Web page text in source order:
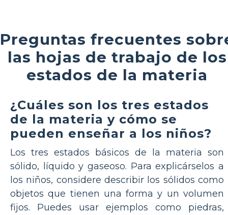
Preguntas frecuentes
las hojas de trabajo de los
estados de la materia
¿Cuáles son los tres estados
de la materia y cómo se
pueden enseñar a los niños?
Los tres estados básicos de la materia son
sólido, líquido y gaseoso. Para explicárselos a
los niños, considere describir los sólidos como
objetos que tienen una forma y un volumen
fijos. Puedes usar ejemplos como piedras,